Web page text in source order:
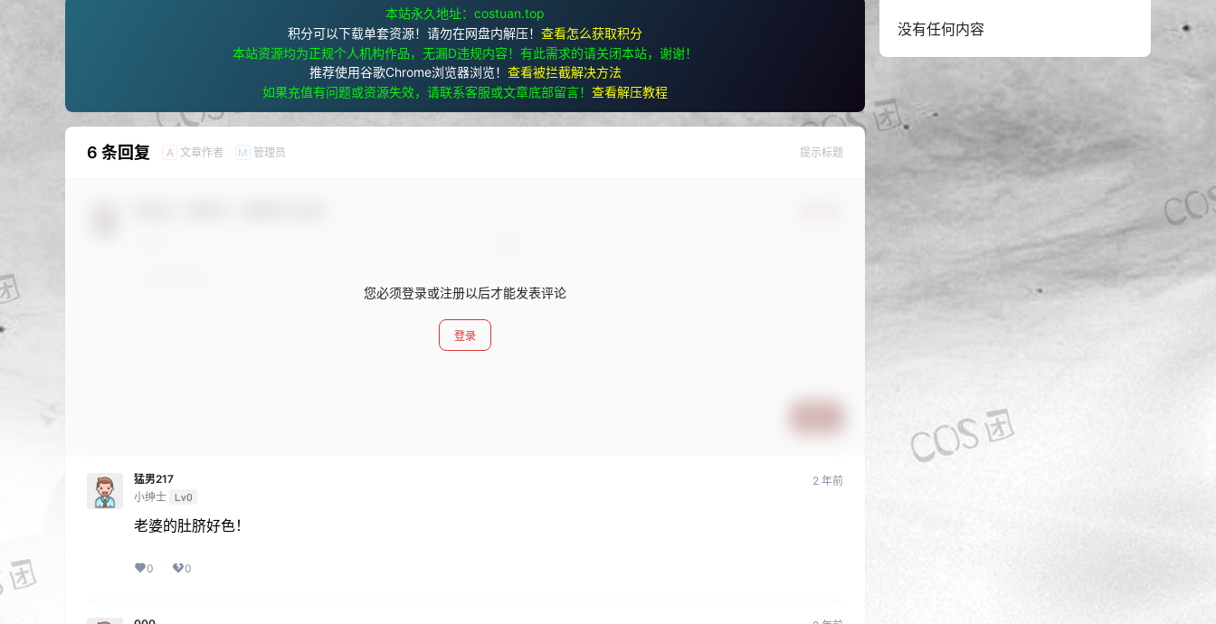
本站永久地址：costuan.top
积分可以下载单套资源！请勿在网盘内解压！ 查看怎么获取积分
本站资源均为正规个人机构作品，无漏D违规内容！有此需求的请关闭本站，谢谢！
推荐使用谷歌Chrome浏览器浏览！ 查看被拦截解决方法
如果充值有问题或资源失效，请联系客服或文章底部留言！ 查看解压教程
6 条回复 A 文章作者 M 管理员 提示标题
您必须登录或注册以后才能发表评论
登录
猛男217
小绅士 Lv0
2 年前
老婆的肚脐好色！
0 0
没有任何内容